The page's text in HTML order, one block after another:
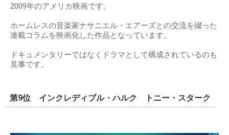
2009年のアメリカ映画です。
ホームレスの音楽家ナサニエル・エアーズとの交流を綴った
連載コラムを映画化した作品となっています。
ドキュメンタリーではなくドラマとして構成されているのも
見事です。
第9位 インクレディブル・ハルク トニー・スターク